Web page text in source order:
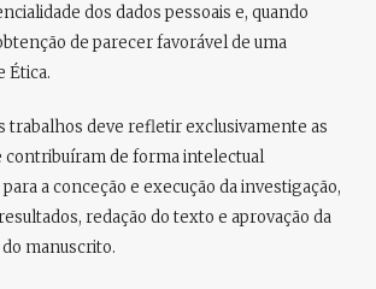
dos dados pessoais e, quando
de parecer favorável de uma
Ética.
trabalhos deve refletir exclusivamente as
contribuíram de forma intelectual
para a conceção e execução da investigação,
redação do texto e aprovação da
manuscrito.